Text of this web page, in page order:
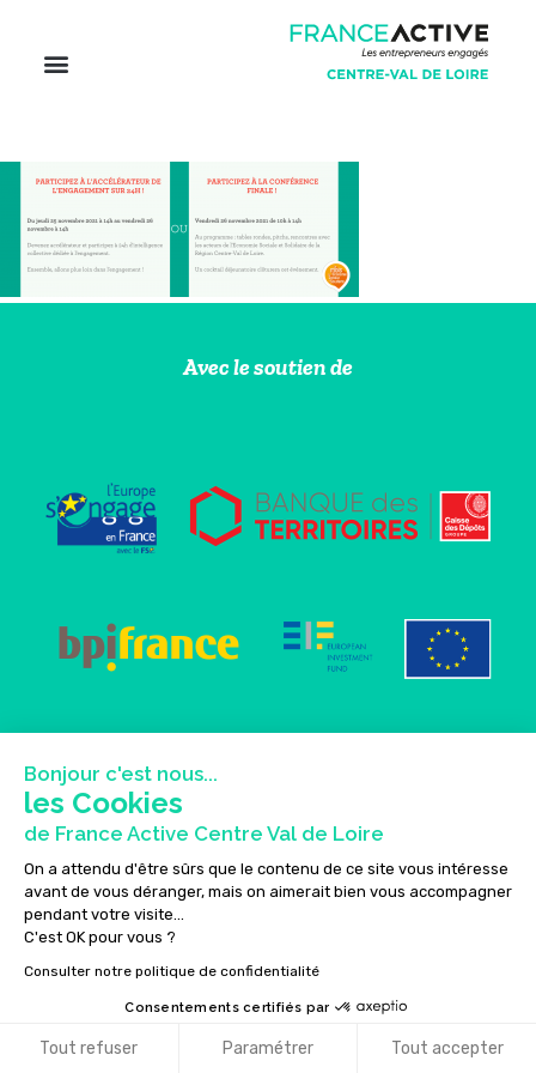
Avec le soutien de
Bonjour c'est nous...
les Cookies
de France Active Centre Val de Loire
On a attendu d'être sûrs que le contenu de ce site vous intéresse
avant de vous déranger, mais on aimerait bien vous accompagner
pendant votre visite...
C'est OK pour vous ?
Consulter notre politique de confidentialité
Consentements certifiés par
Tout refuser Paramétrer Tout accepter